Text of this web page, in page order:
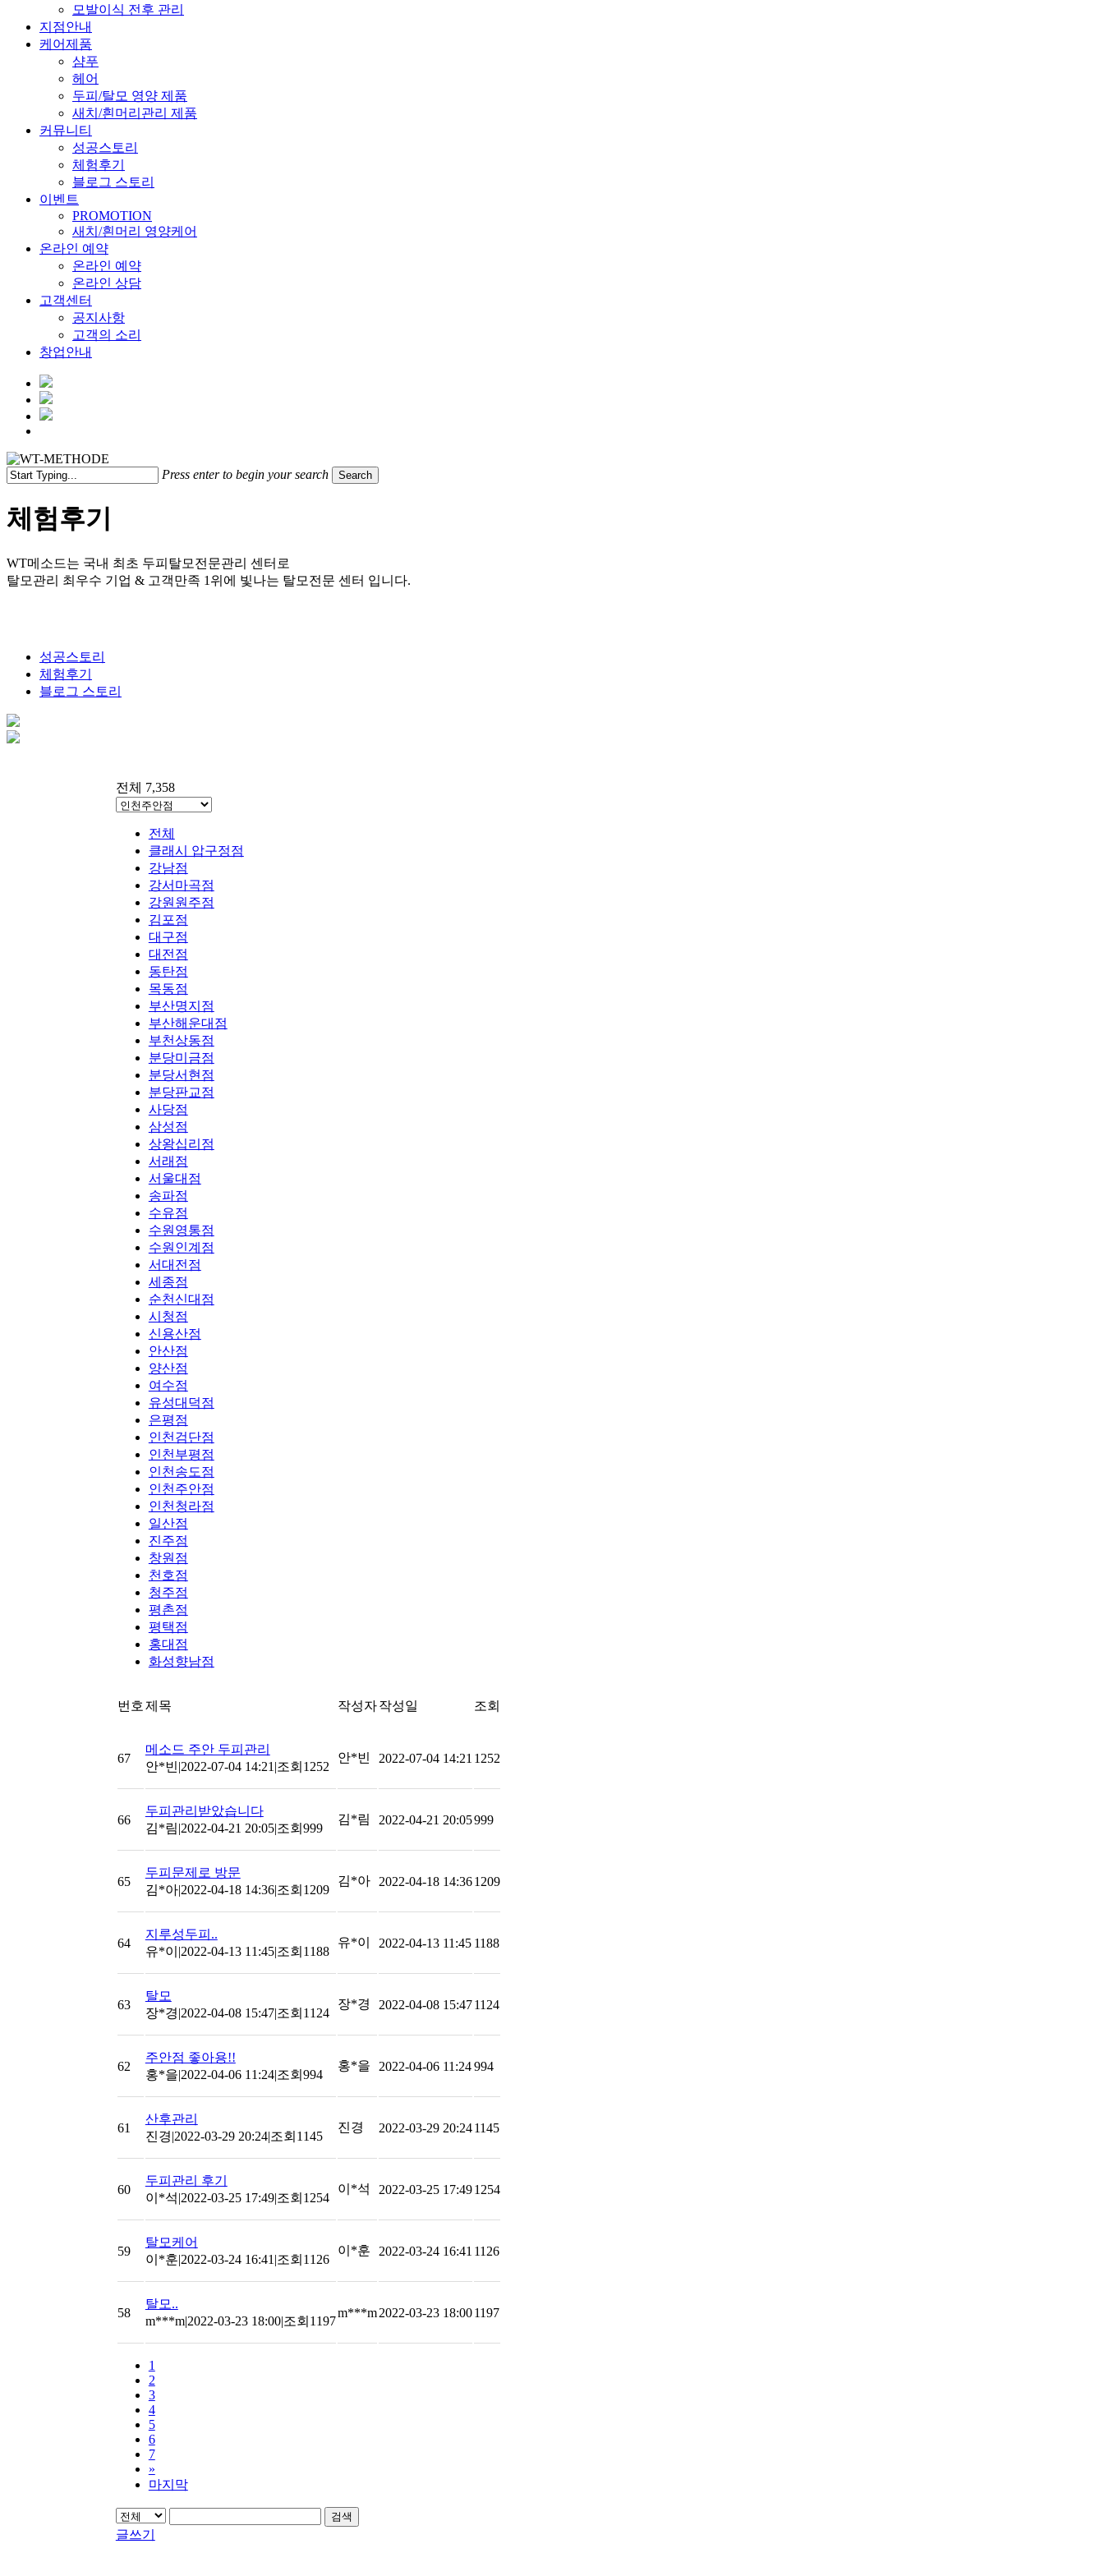
모발이식 전후 관리
지점안내
케어제품
샴푸
헤어
두피/탈모 영양 제품
새치/흰머리관리 제품
커뮤니티
성공스토리
체험후기
블로그 스토리
이벤트
PROMOTION
새치/흰머리 영양케어
온라인 예약
온라인 예약
온라인 상담
고객센터
공지사항
고객의 소리
창업안내
Press enter to begin your search Search
Search
체험후기
WT메소드는 국내 최초 두피탈모전문관리 센터로
탈모관리 최우수 기업 & 고객만족 1위에 빛나는 탈모전문 센터 입니다.
성공스토리
체험후기
블로그 스토리
전체 7,358
전체
클래시 압구정점
강남점
강서마곡점
강원원주점
김포점
대구점
대전점
동탄점
목동점
부산명지점
부산해운대점
부천상동점
분당미금점
분당서현점
분당판교점
사당점
삼성점
상왕십리점
서래점
서울대점
송파점
수유점
수원영통점
수원인계점
서대전점
세종점
순천신대점
시청점
신용산점
안산점
양산점
여수점
유성대덕점
은평점
인천검단점
인천부평점
인천송도점
인천주안점
인천청라점
일산점
진주점
창원점
천호점
청주점
평촌점
평택점
홍대점
화성향남점
번호 제목 작성자작성일 조회
67
메소드 주안 두피관리
안*빈|2022-07-04 14:21 |조회1252
안*빈 2022-07-04 14:21 1252
66
두피관리받았습니다
김*림|2022-04-21 20:05|조회999
김*림 2022-04-21 20:05999
65
두피문제로 방문
김*아|2022-04-18 14:36|조회1209
김*아 2022-04-18 14:361209
64
지루성두피..
유*이 |2022-04-13 11:45|조회1188
유*이 2022-04-13 11:45 1188
63
탈모
장*경|2022-04-08 15:47|조회1124
장*경 2022-04-08 15:471124
62
주안점 좋아용!!
홍*을|2022-04-06 11:24|조회994
홍*을 2022-04-06 11:24994
61
산후관리
진경|2022-03-29 20:24|조회1145
진경 2022-03-29 20:241145
60
두피관리 후기
이*석|2022-03-25 17:49|조회1254
이*석 2022-03-25 17:491254
59
탈모케어
이*훈|2022-03-24 16:41 |조회1126
이*훈 2022-03-24 16:41 1126
58
탈모..
m***m|2022-03-23 18:00|조회1197
m***m2022-03-23 18:001197
1
2
3
4
5
6
7
»
마지막
검색
글쓰기